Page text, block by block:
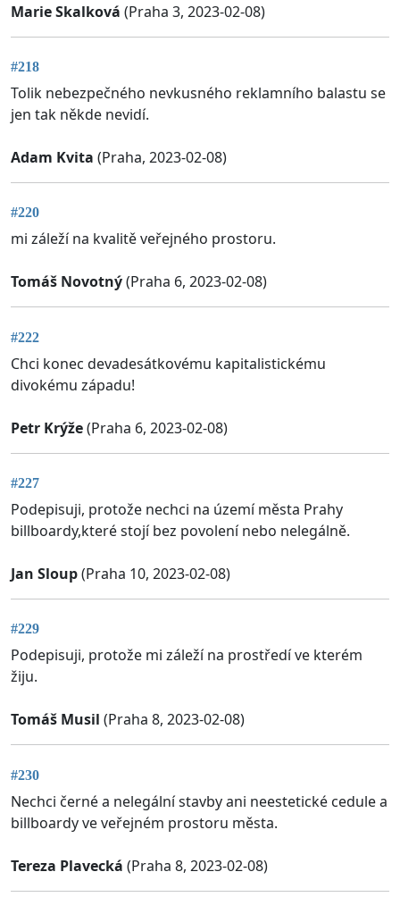
Marie Skalková (Praha 3, 2023-02-08)
#218
Tolik nebezpečného nevkusného reklamního balastu se
jen tak někde nevidí.
Adam Kvita (Praha, 2023-02-08)
#220
mi záleží na kvalitě veřejného prostoru.
Tomáš Novotný(Praha 6, 2023-02-08)
#222
Chci konec devadesátkovému kapitalistickému
divokému západu!
Petr Krýže(Praha 6, 2023-02-08)
#227
Podepisuji, protože nechci na území města Prahy
billboardy,které stojí bez povolení nebo nelegálně.
Jan Sloup(Praha 10, 2023-02-08)
#229
Podepisuji, protože mi záleží na prostředí ve kterém
žiju.
Tomáš Musil (Praha 8, 2023-02-08)
#230
Nechci černé a nelegální stavby ani neestetické cedule a
billboardy ve veřejném prostoru města.
Tereza Plavecká (Praha 8, 2023-02-08)